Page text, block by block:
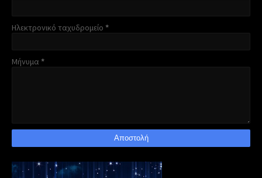
Ηλεκτρονικό ταχυδρομείο *
Μήνυμα *